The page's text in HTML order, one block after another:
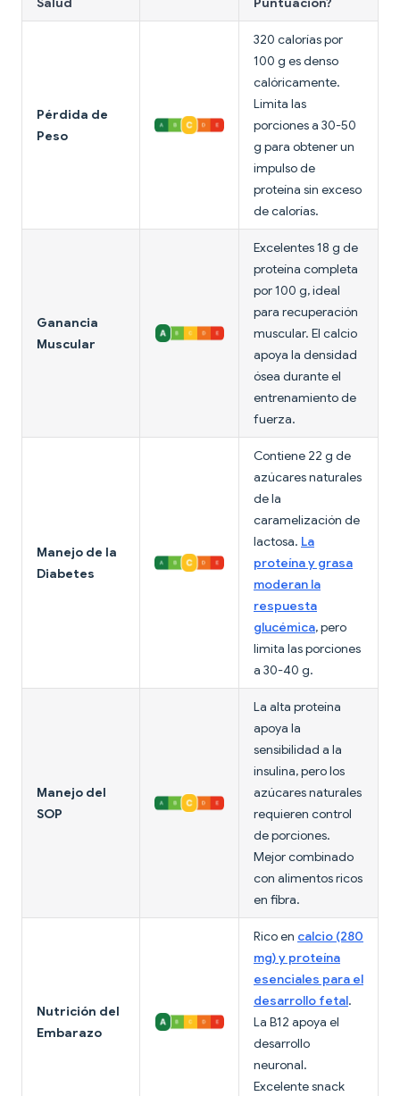
Pérdida de
Peso
320 calorías por
100 g es denso
calóricamente.
Limita las
porciones a 30-50
g para obtener un
impulso de
proteína sin exceso
de calorías.
Ganancia
Muscular
Excelentes 18 g de
proteína completa
por 100 g, ideal
para recuperación
muscular. El calcio
apoya la densidad
ósea durante el
entrenamiento de
fuerza.
Manejo de la
Diabetes
Contiene 22 g de
azúcares naturales
de la
caramelización de
lactosa. La
proteína y grasa
moderan la
respuesta
glucémica, pero
limita las porciones
a 30-40 g.
Manejo del
SOP
La alta proteína
apoya la
sensibilidad a la
insulina, pero los
azúcares naturales
requieren control
de porciones.
Mejor combinado
con alimentos ricos
en fibra.
Nutrición del
Embarazo
Rico en calcio (280
mg) y proteína
esenciales para el
desarrollo fetal.
La B12 apoya el
desarrollo
neuronal.
Excelente snack